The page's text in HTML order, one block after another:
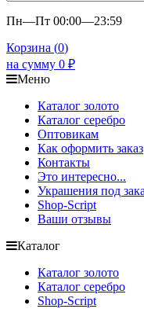
Пн—Пт 00:00—23:59
Корзина (0)
на сумму 0 ₽
Меню
Каталог золото
Каталог серебро
Оптовикам
Как оформить заказ
Контакты
Это интересно...
Украшения под
Shop-Script
Ваши отзывы
Каталог
Каталог золото
Каталог серебро
Shop-Script